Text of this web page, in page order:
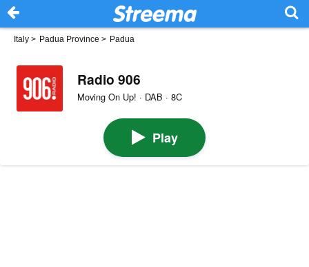
Italy > Padua Province > Padua
Radio 906
Moving On Up! · DAB · 8C
Play